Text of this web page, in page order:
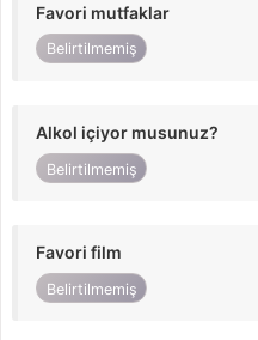
Favori mutfaklar
Belirtilmemiş
Alkol içiyor musunuz?
Belirtilmemiş
Favori film
Belirtilmemiş